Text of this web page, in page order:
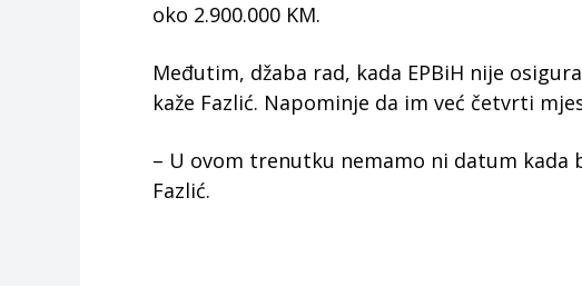
oko 2.900.000 KM.
Međutim, džaba rad, kada EPBiH nije
kaže Fazlić. Napominje da im već četvrti
– U ovom trenutku nemamo ni datum kada
Fazlić.